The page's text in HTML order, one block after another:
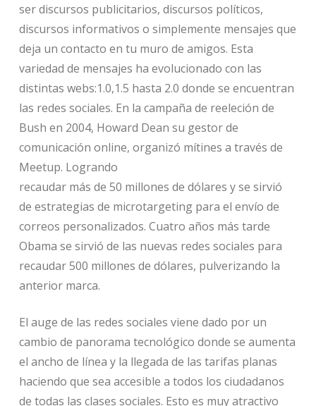
ser discursos publicitarios, discursos políticos,
discursos informativos o simplemente mensajes que
deja un contacto en tu muro de amigos. Esta
variedad de mensajes ha evolucionado con las
distintas webs:1.0,1.5 hasta 2.0 donde se encuentran
las redes sociales. En la campaña de reeleción de
Bush en 2004, Howard Dean su gestor de
comunicación online, organizó mítines a través de
Meetup. Logrando
recaudar más de 50 millones de dólares y se sirvió
de estrategias de microtargeting para el envío de
correos personalizados. Cuatro años más tarde
Obama se sirvió de las nuevas redes sociales para
recaudar 500 millones de dólares, pulverizando la
anterior marca.
El auge de las redes sociales viene dado por un
cambio de panorama tecnológico donde se aumenta
el ancho de línea y la llegada de las tarifas planas
haciendo que sea accesible a todos los ciudadanos
de todas las clases sociales. Esto es muy atractivo